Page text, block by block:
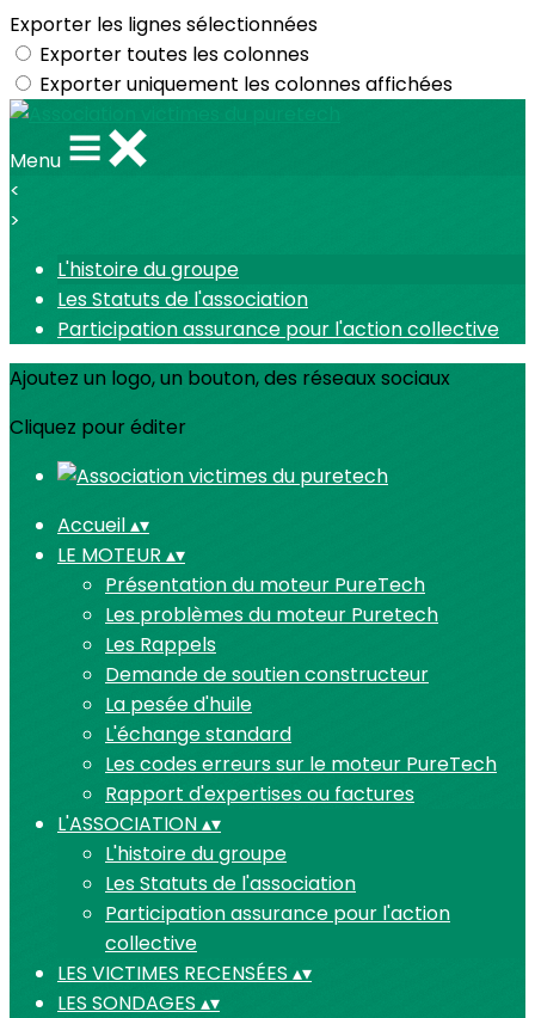
Exporter les lignes sélectionnées
Exporter toutes les colonnes
Exporter uniquement les colonnes affichées
Menu
<
>
L'histoire du groupe
Les Statuts de l'association
Participation assurance pour l'action collective
Ajoutez un logo, un bouton, des réseaux sociaux
Cliquez pour éditer
Accueil▴▾
LE MOTEUR ▴▾
Présentation du moteur PureTech
Les problèmes du moteur Puretech
Les Rappels
Demande de soutien constructeur
La pesée d'huile
L'échange standard
Les codes erreurs sur le moteur PureTech
Rapport d'expertises ou factures
L'ASSOCIATION▴▾
L'histoire du groupe
Les Statuts de l'association
Participation assurance pour l'action
collective
LES VICTIMES RECENSÉES ▴▾
LES SONDAGES ▴▾